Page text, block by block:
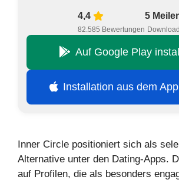
4,4
82.585 Bewertungen
5
Auf Google Play
Installation aus dem
Inner Circle positioniert sich als
Alternative unter den Dating-Apps.
auf Profilen, die als besonders